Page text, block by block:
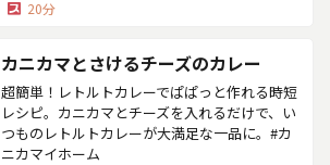
20分
カニカマとさけるチーズのカレー
超簡単！レトルトカレーでぱぱっと作れる時短
レシピ。カニカマとチーズを入れるだけで、い
つものレトルトカレーが大満足な一品に。#カ
ニカマイホーム